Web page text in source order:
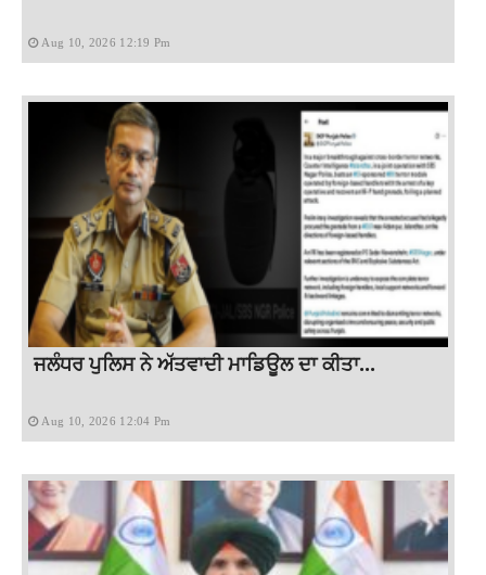
Aug 10, 2026 12:19 Pm
ਜਲੰਧਰ ਪੁਲਿਸ ਨੇ ਅੱਤਵਾਦੀ ਮਾਡਿਊਲ ਦਾ ਕੀਤਾ...
Aug 10, 2026 12:04 Pm